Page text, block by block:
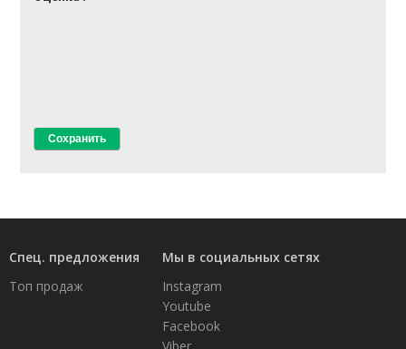
Спец. предложения
Топ продаж
Мы в социальных сетях
Instagram
Youtube
Facebook